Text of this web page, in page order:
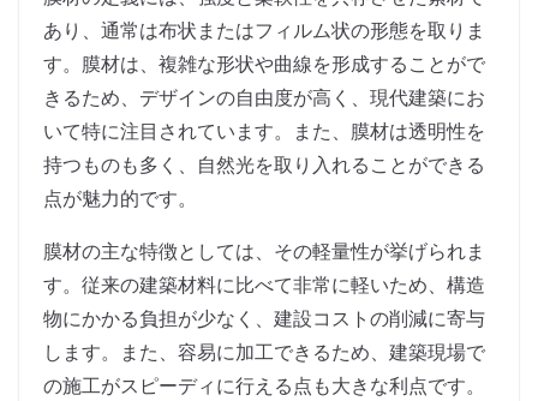
あり、通常は布状またはフィルム状の形態を取りま
す。膜材は、複雑な形状や曲線を形成することがで
きるため、デザインの自由度が高く、現代建築にお
いて特に注目されています。また、膜材は透明性を
持つものも多く、自然光を取り入れることができる
点が魅力的です。
膜材の主な特徴としては、その軽量性が挙げられま
す。従来の建築材料に比べて非常に軽いため、構造
物にかかる負担が少なく、建設コストの削減に寄与
します。また、容易に加工できるため、建築現場で
の施工がスピーディに行える点も大きな利点です。